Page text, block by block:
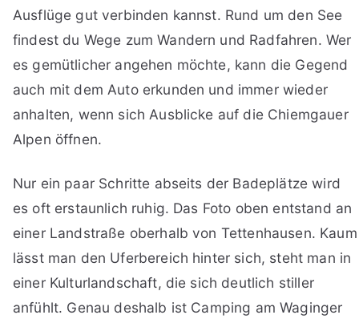
Ausflüge gut verbinden kannst. Rund um den See
findest du Wege zum Wandern und Radfahren. Wer
es gemütlicher angehen möchte, kann die Gegend
auch mit dem Auto erkunden und immer wieder
anhalten, wenn sich Ausblicke auf die Chiemgauer
Alpen öffnen.
Nur ein paar Schritte abseits der Badeplätze wird
es oft erstaunlich ruhig. Das Foto oben entstand an
einer Landstraße oberhalb von Tettenhausen. Kaum
lässt man den Uferbereich hinter sich, steht man in
einer Kulturlandschaft, die sich deutlich stiller
anfühlt. Genau deshalb ist Camping am Waginger